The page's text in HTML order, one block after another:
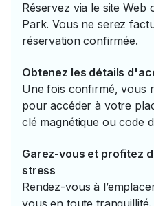
Réservez via le site
Park. Vous ne serez
réservation confirmée.
Obtenez les détails
Une fois confirmé, vous
pour accéder à votre
clé magnétique ou code
Garez-vous et profitez
stress
Rendez-vous à